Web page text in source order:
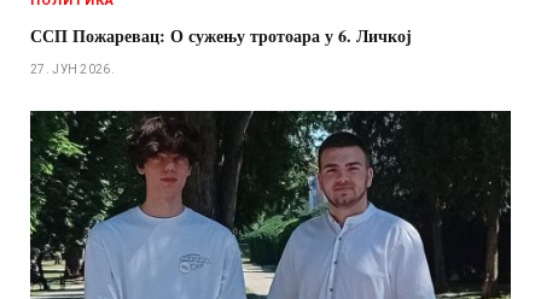
ССП Пожаревац: О сужењу тротоара у 6. Личкој
27. ЈУН 2026.